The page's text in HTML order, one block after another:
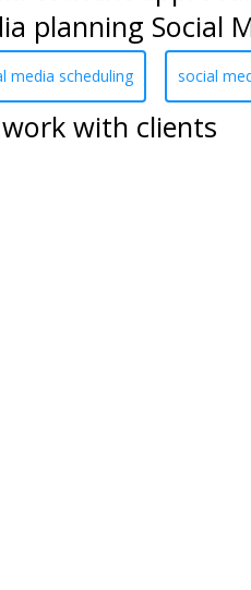
planning Social
media scheduling social
with clients